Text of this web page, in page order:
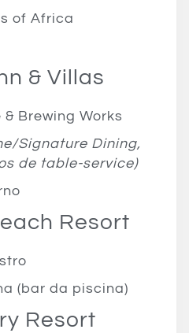
of Africa
& Villas
Brewing Works
Signature Dining,
de table-service)
Resort
(bar da piscina)
Resort